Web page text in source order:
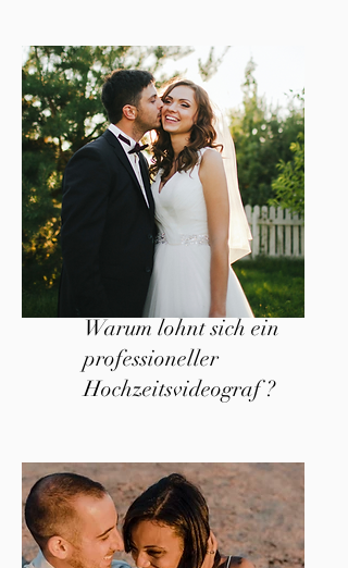
Warum lohnt sich ein
professioneller
Hochzeitsvideograf ?